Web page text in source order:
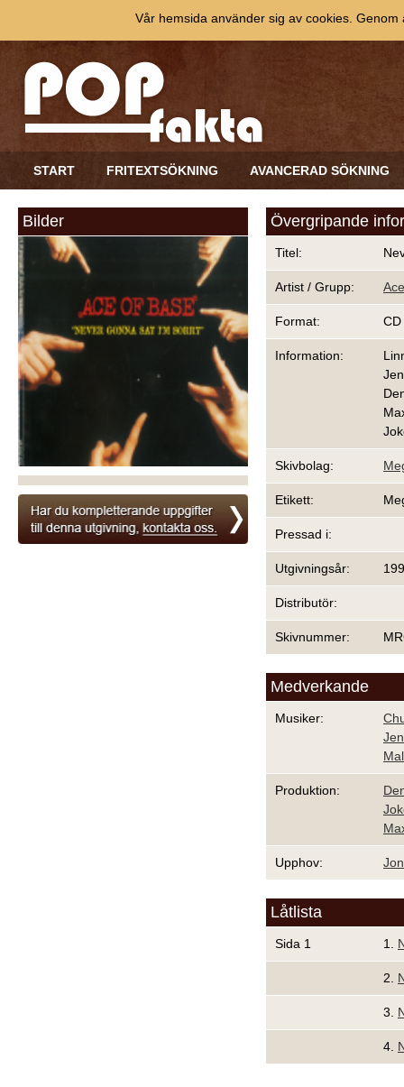
START FRITEXTSÖKNING AVANCERAD SÖKNING
Bilder Övergripande
Titel:
Artist / Grupp:
Format: CD
Information:
Skivbolag:
Etikett:
Pressad i:
Utgivningsår:
Distributör:
Skivnummer:
Medverkande
Musiker:
Produktion:
Upphov:
Låtlista
Sida 1 1.
2.
3.
4.
Vår hemsida använder sig av cookies.